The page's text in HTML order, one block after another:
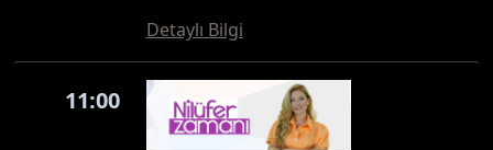
Detaylı Bilgi
11:00